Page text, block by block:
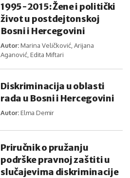
1995-2015: Žene i politički
život u postdejtonskoj
Bosni i Hercegovini
Autor:Marina Veličković, Arijana
Aganović, Edita Miftari
Diskriminacija u oblasti
rada u Bosni i Hercegovini
Autor:Elma Demir
Priručnik o pružanju
podrške pravnoj zaštiti u
slučajevima diskriminacije